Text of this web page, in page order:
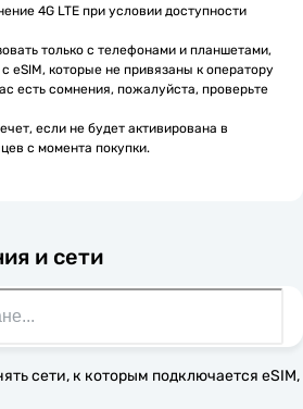
4G LTE при условии доступности
только с телефонами и планшетами,
eSIM, которые не привязаны к оператору
есть сомнения, пожалуйста, проверьте
если не будет активирована в
с момента покупки.
и сети
сети, к которым подключается eSIM,